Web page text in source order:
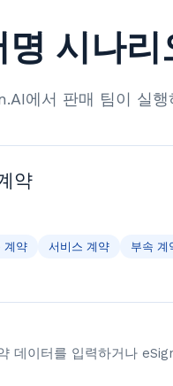
시나리
에서 판매 팀이 실
약
계약 서비스 계약 부속 계
데이터를 입력하거나